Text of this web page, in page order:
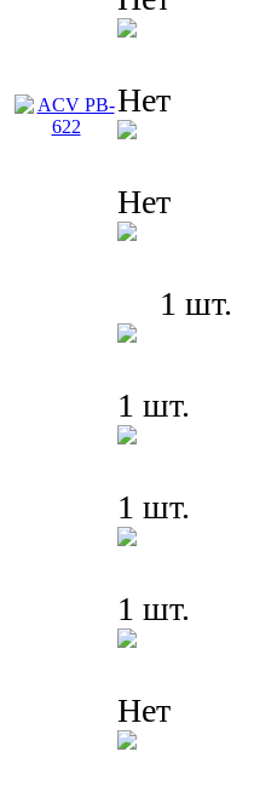
Нет
Нет
1 шт.
1 шт.
1 шт.
1 шт.
Нет